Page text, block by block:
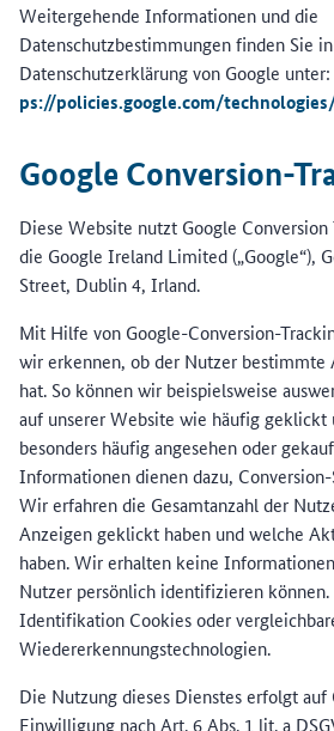
Weitergehende Informationen und die
Datenschutzbestimmungen finden Sie
Datenschutzerklärung von Google unter:
ps://policies.google.com/
Google Conversion-
Diese Website nutzt Google
die Google Ireland Limited („Google“),
Street, Dublin 4, Irland.
Mit Hilfe von Google-Conversion-
wir erkennen, ob der Nutzer
hat. So können wir beispielsweise
auf unserer Website wie häufig geklickt
besonders häufig angesehen oder
Informationen dienen dazu,
Wir erfahren die Gesamtanzahl der
Anzeigen geklickt haben und welche
haben. Wir erhalten keine
Nutzer persönlich identifizieren
Identifikation Cookies oder
Wiedererkennungstechnologien.
Die Nutzung dieses Dienstes erfolgt auf
Einwilligung nach Art. 6 Abs. 1 lit. a